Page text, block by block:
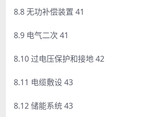
8.8 无功补偿装置 41
8.9 电气二次 41
8.10 过电压保护和接地 42
8.11 电缆敷设 43
8.12 储能系统 43